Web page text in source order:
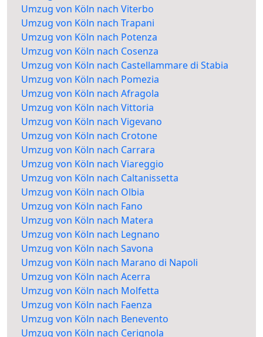
Umzug von Köln nach Viterbo
Umzug von Köln nach Trapani
Umzug von Köln nach Potenza
Umzug von Köln nach Cosenza
Umzug von Köln nach Castellammare di Stabia
Umzug von Köln nach Pomezia
Umzug von Köln nach Afragola
Umzug von Köln nach Vittoria
Umzug von Köln nach Vigevano
Umzug von Köln nach Crotone
Umzug von Köln nach Carrara
Umzug von Köln nach Viareggio
Umzug von Köln nach Caltanissetta
Umzug von Köln nach Olbia
Umzug von Köln nach Fano
Umzug von Köln nach Matera
Umzug von Köln nach Legnano
Umzug von Köln nach Savona
Umzug von Köln nach Marano di Napoli
Umzug von Köln nach Acerra
Umzug von Köln nach Molfetta
Umzug von Köln nach Faenza
Umzug von Köln nach Benevento
Umzug von Köln nach Cerignola